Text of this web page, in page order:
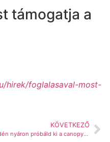
támogatja a
hirek/foglalasaval-most-
KÖVETKEZŐ
Idén nyáron próbáld ki a canopyt Te is!